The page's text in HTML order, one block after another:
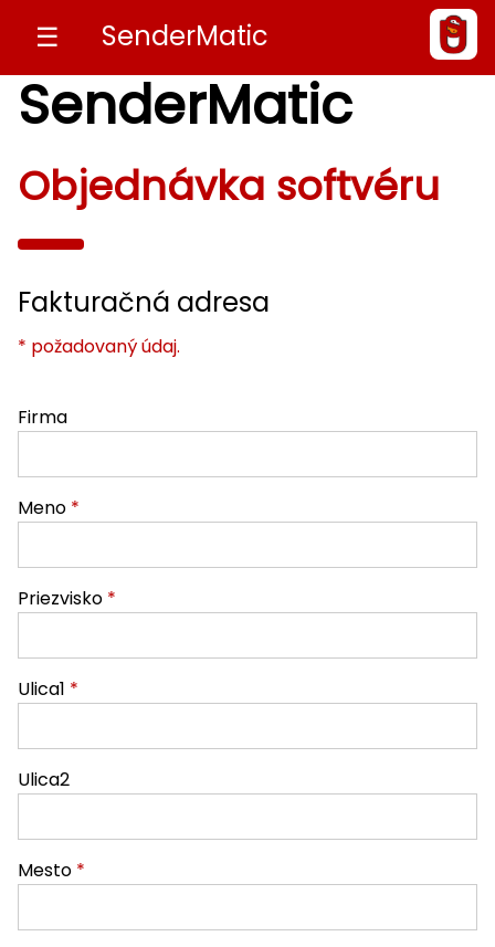
☰ SenderMatic
SenderMatic
Objednávka softvéru
Fakturačná adresa
* požadovaný údaj.
Firma
Meno *
Priezvisko *
Ulica1 *
Ulica2
Mesto *